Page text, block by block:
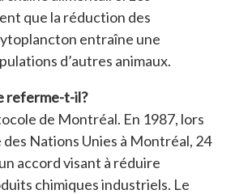
que la réduction des
entraîne une
d’autres animaux.
referme-t-il?
de Montréal. En 1987, lors
Nations Unies à Montréal, 24
accord visant à réduire
chimiques industriels. Le